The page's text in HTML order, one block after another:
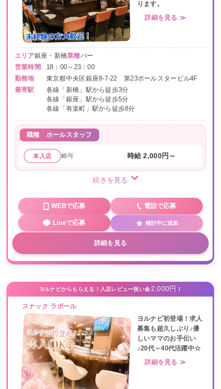
ります。
詳細を見る ≫
エリア銀座・新橋業種バー
営業時間
18：00～23：00
勤務地
東京都中央区銀座8-7-22 第23ポールスタービル4F
最寄駅
各線「新橋」駅から徒歩3分
各線「銀座」駅から徒歩5分
各線「有楽町」駅から徒歩8分
職種 ホールスタッフ
本入店 給与 時給 2,000円～
続きを見る
WEBで応募 電話で応募
Lineで応募 検討中に追加
詳細を見る
ヨルナビからもらえる！入店レビュー祝い金2,000円 ！
スナック ラポール
ヨルナビ初登場！求人
募集も超久しぶり♪優
しいママのお手伝い
♪20代～40代活躍中☆
詳細を見る ≫